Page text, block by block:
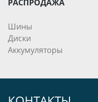
РАСПРОДАЖА
Шины
Диски
Аккумуляторы